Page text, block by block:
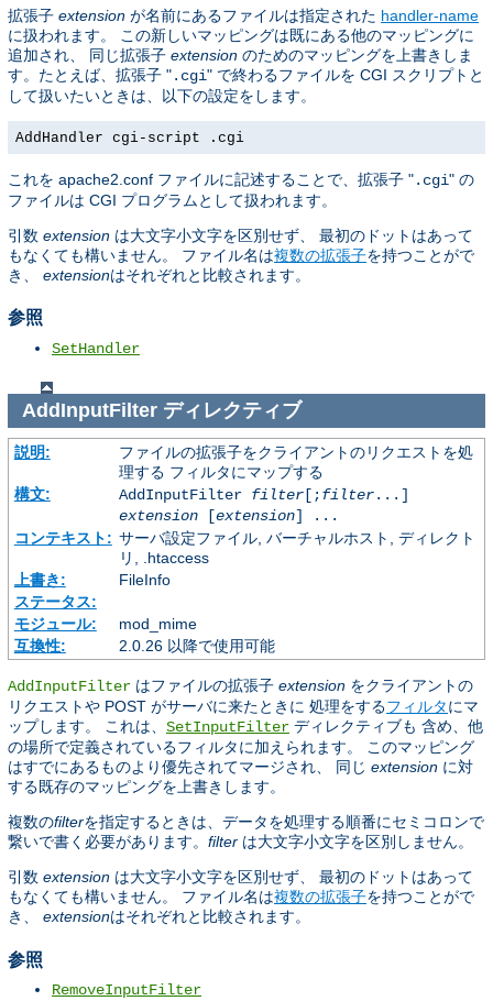
拡張子 extension が名前にあるファイルは指定された handler-name
に扱われます。 この新しいマッピングは既にある他のマッピングに
追加され、 同じ拡張子 extension のためのマッピングを上書きしま
す。たとえば、拡張子 ".cgi" で終わるファイルを CGI スクリプトと
して扱いたいときは、以下の設定をします。
AddHandler cgi-script .cgi
これを apache2.conf ファイルに記述することで、拡張子 ".cgi" の
ファイルは CGI プログラムとして扱われます。
引数 extension は大文字小文字を区別せず、 最初のドットはあって
もなくても構いません。 ファイル名は複数の拡張子を持つことがで
き、 extensionはそれぞれと比較されます。
参照
SetHandler
AddInputFilterディレクティブ
説明:
ファイルの拡張子をクライアントのリクエストを処
理する フィルタにマップする
構文:
AddInputFilter filter[;filter...]
extension[extension] ...
コンテキスト: サーバ設定ファイル, バーチャルホスト, ディレクト
リ, .htaccess
上書き:
FileInfo
ステータス:
モジュール:
mod_mime
互換性:
2.0.26 以降で使用可能
AddInputFilter はファイルの拡張子 extension をクライアントの
リクエストや POST がサーバに来たときに 処理をするフィルタにマ
ップします。 これは、 SetInputFilter ディレクティブも 含め、他
の場所で定義されているフィルタに加えられます。 このマッピング
はすでにあるものより優先されてマージされ、 同じ extension に対
する既存のマッピングを上書きします。
複数のfilterを指定するときは、データを処理する順番にセミコロンで
繋いで書く必要があります。 filter は大文字小文字を区別しません。
引数 extension は大文字小文字を区別せず、 最初のドットはあって
もなくても構いません。 ファイル名は複数の拡張子を持つことがで
き、 extensionはそれぞれと比較されます。
参照
RemoveInputFilter